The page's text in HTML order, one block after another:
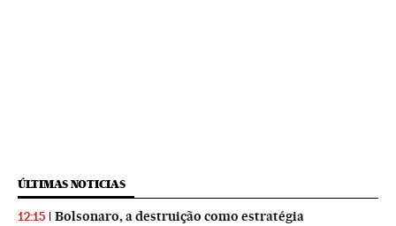
ÚLTIMAS NOTICIAS
12:15 Bolsonaro, a destruição como estratégia